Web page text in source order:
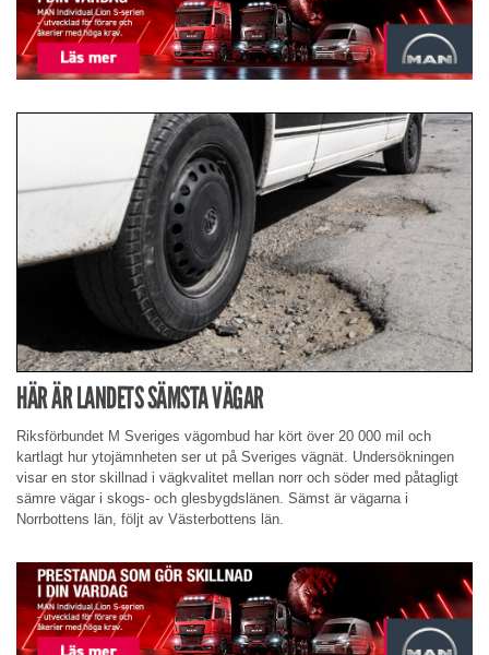
HÄR ÄR LANDETS SÄMSTA VÄGAR
Riksförbundet M Sveriges vägombud har kört över 20 000 mil och
kartlagt hur ytojämnheten ser ut på Sveriges vägnät. Undersökningen
visar en stor skillnad i vägkvalitet mellan norr och söder med påtagligt
sämre vägar i skogs- och glesbygdslänen. Sämst är vägarna i
Norrbottens län, följt av Västerbottens län.